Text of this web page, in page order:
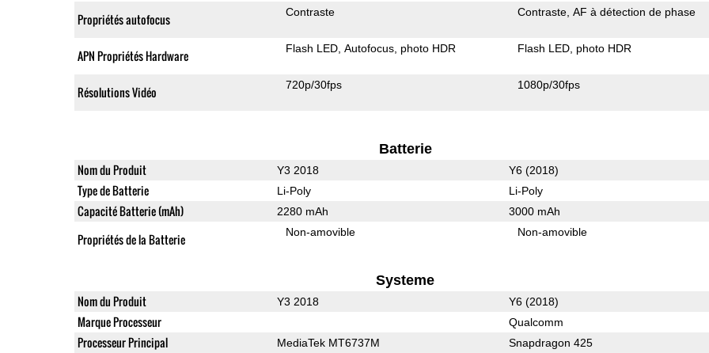
Propriétés autofocus Contraste Contraste AF à détection de phase
APN Propriétés Hardware Flash LED Autofocus photo HDR Flash LED photo HDR
Résolutions Vidéo 720p/30fps 1080p/30fps
Batterie
Nom du Produit Y3 2018 Y6 (2018)
Type de Batterie Li-Poly Li-Poly
Capacité Batterie (mAh) 2280 mAh 3000 mAh
Propriétés de la Batterie Non-amovible Non-amovible
Systeme
Nom du Produit Y3 2018 Y6 (2018)
Marque Processeur Qualcomm
Processeur Principal MediaTek MT6737M Snapdragon 425